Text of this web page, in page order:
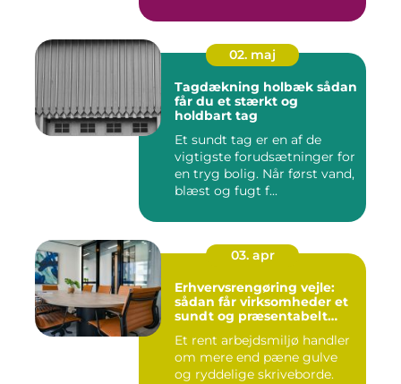
02. maj
Tagdækning holbæk sådan
får du et stærkt og
holdbart tag
Et sundt tag er en af de
vigtigste forudsætninger for
en tryg bolig. Når først vand,
blæst og fugt f...
03. apr
Erhvervsrengøring vejle:
sådan får virksomheder et
sundt og præsentabelt
Et rent arbejdsmiljø handler
om mere end pæne gulve
og ryddelige skriveborde.